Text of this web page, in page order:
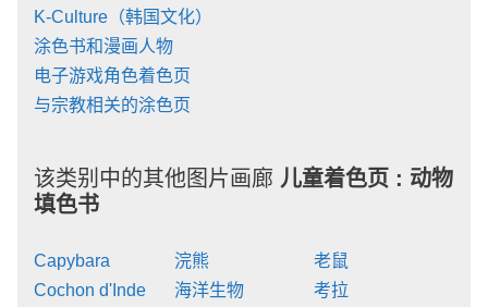
K-Culture（韩国文化）
涂色书和漫画人物
电子游戏角色着色页
与宗教相关的涂色页
该类别中的其他图片画廊 儿童着色页 : 动物
填色书
Capybara
Cochon d'Inde
浣熊
海洋生物
老鼠
考拉